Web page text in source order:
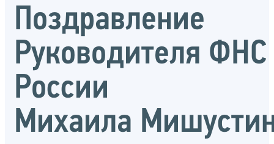
Поздравление
Руководителя ФНС
России
Михаила